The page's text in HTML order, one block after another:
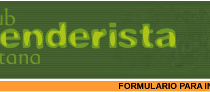
FORMULARIO PARA